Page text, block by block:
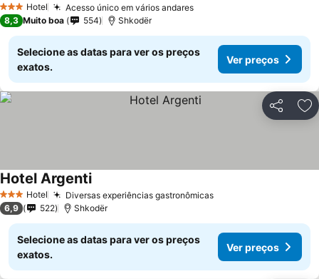
3 EstrelasHotel Acesso único em vários andaresVer preços
8,3 Muito boa 554 Shkodër
Selecione as datas para ver os preços
exatos.
Ver preços
Partilhar
3 EstrelasHotel Diversas experiências gastronômicasVer preços
Hotel ArgentiVer preços
6,9 522 Shkodër
Selecione as datas para ver os preços
exatos.
Ver preços